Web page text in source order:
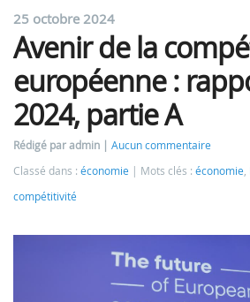
25 octobre 2024
Avenir de la
européenne :
2024, partie A
Rédigé par admin
Aucun commentaire
Classé dans : économie Mots clés : économie,
compétitivité